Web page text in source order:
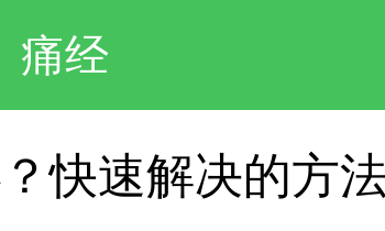
痛经
快速解决的方